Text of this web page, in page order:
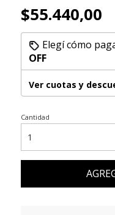
$55.440,00
Elegí cómo
OFF
Ver cuotas y
Cantidad